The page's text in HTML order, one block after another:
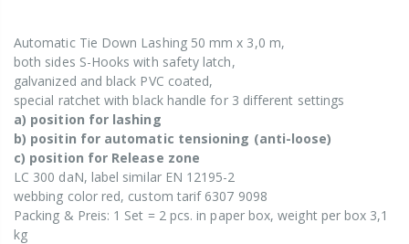
Automatic Tie Down Lashing 50 mm x 3,0 m,
both sides S-Hooks with safety latch,
galvanized and black PVC coated,
special ratchet with black handle for 3 different settings
a) position for lashing
b) positin for automatic tensioning (anti-loose)
c) position for Release zone
LC 300 daN, label similar EN 12195-2
webbing color red, custom tarif 6307 9098
Packing & Preis: 1 Set = 2 pcs. in paper box, weight per box 3,1
kg